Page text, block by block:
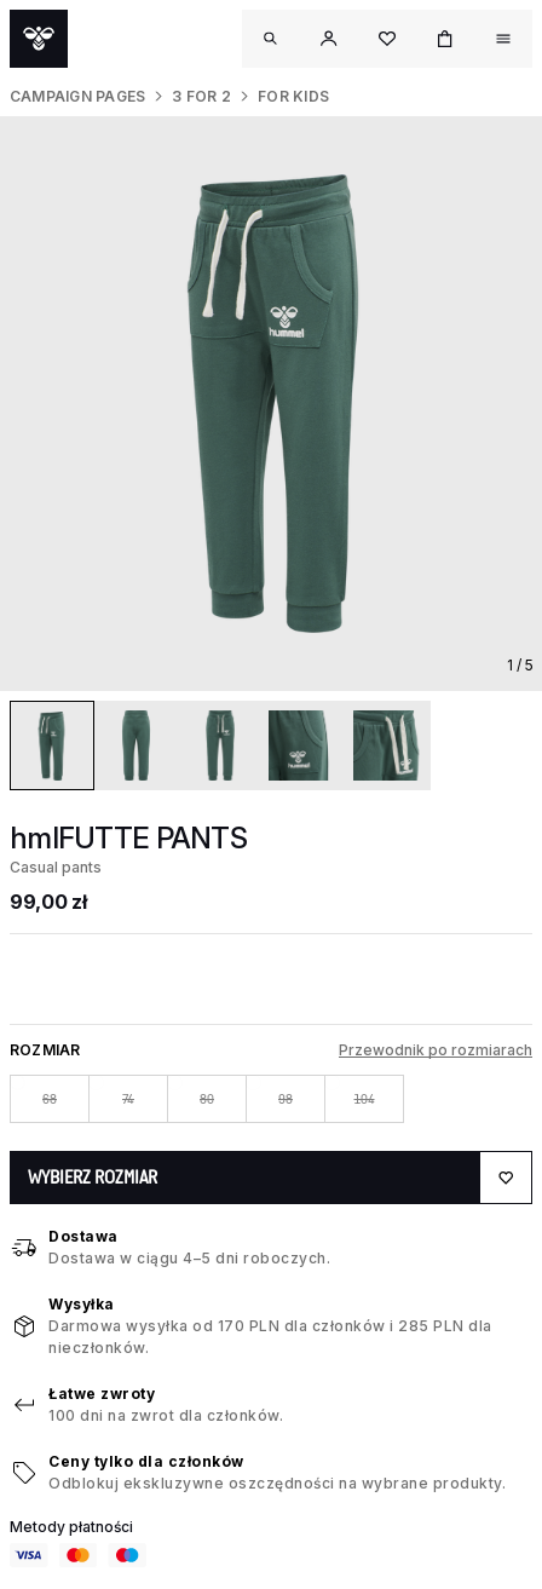
CAMPAIGN PAGES 3 FOR 2 FOR KIDS
1 / 5
hmlFUTTE PANTS
Casual pants
99,00 zł
ROZMIAR Przewodnik po rozmiarach
68 74 80 98 104
WYBIERZ ROZMIAR
Dostawa
Dostawa w ciągu 4–5 dni roboczych.
Wysyłka
Darmowa wysyłka od 170 PLN dla członków i 285 PLN dla
nieczłonków.
Łatwe zwroty
100 dni na zwrot dla członków.
Ceny tylko dla członków
Odblokuj ekskluzywne oszczędności na wybrane produkty.
Metody płatności